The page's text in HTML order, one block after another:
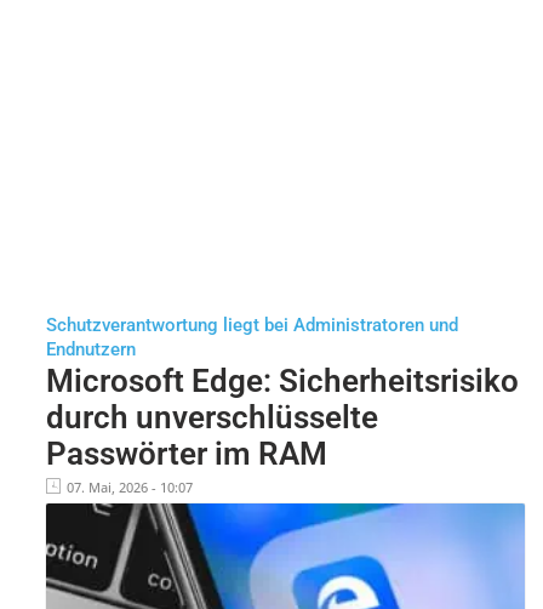
Schutzverantwortung liegt bei Administratoren und
Endnutzern
Microsoft Edge: Sicherheitsrisiko
durch unverschlüsselte
Passwörter im RAM
07. Mai, 2026 - 10:07